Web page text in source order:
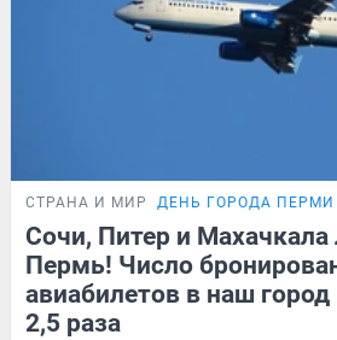
СТРАНА И МИР ДЕНЬ ГОРОДА ПЕРМИ
Сочи, Питер и Махачкала
Пермь! Число
авиабилетов в наш
2,5 раза